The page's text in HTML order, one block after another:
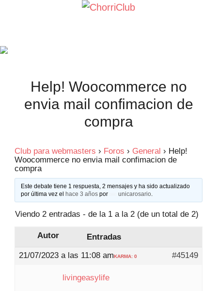
Help! Woocommerce no
envia mail confimacion de
compra
Club para webmasters › Foros › General › Help!
Woocommerce no envia mail confimacion de
compra
Este debate tiene 1 respuesta, 2 mensajes y ha sido actualizado
por última vez el
hace 3 años por unicarosario.
Viendo 2 entradas - de la 1 a la 2 (de un total de 2)
Autor
Entradas
21/07/2023 a las 11:08 am
#45149
KARMA: 0
livingeasylife